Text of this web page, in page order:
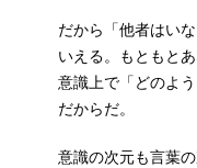
だから「他者はい
いえる。もともと
意識上で「どのよ
だからだ。
意識の次元も言葉